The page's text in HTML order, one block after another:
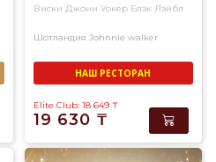
Виски Джони Уокер Блэк Лэйбл
Шотландия Johnnie walker
НАШ РЕСТОРАН
Elite Club: 18 649 ₸
19 630 ₸